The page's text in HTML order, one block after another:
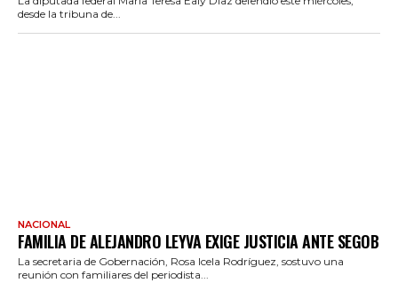
desde la tribuna de...
NACIONAL
FAMILIA DE ALEJANDRO LEYVA EXIGE JUSTICIA ANTE SEGOB
La secretaria de Gobernación, Rosa Icela Rodríguez, sostuvo una
reunión con familiares del periodista...